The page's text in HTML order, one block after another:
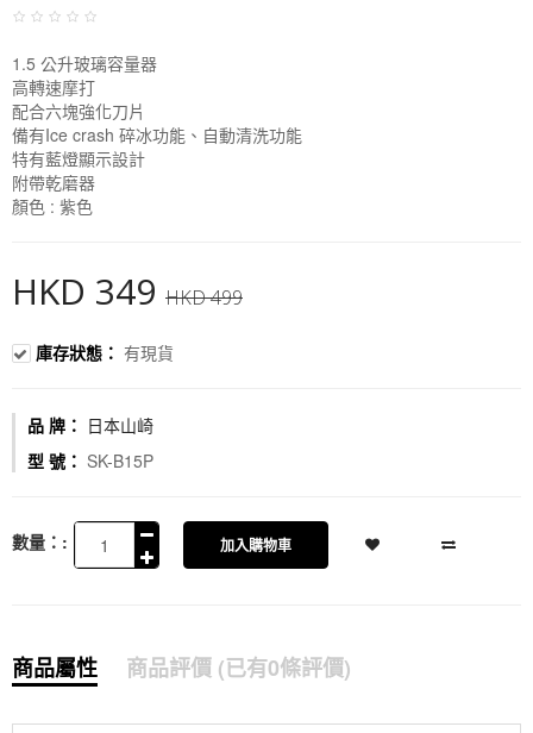
1.5 公升玻璃容量器
高轉速摩打
配合六塊強化刀片
備有Ice crash 碎冰功能、自動清洗功能
特有藍燈顯示設計
附帶乾磨器
顏色 : 紫色
HKD 349 HKD 499
庫存狀態： 有現貨
品 牌： 日本山崎
型 號： SK-B15P
數量：: 加入購物車
商品屬性 商品評價 (已有0條評價)